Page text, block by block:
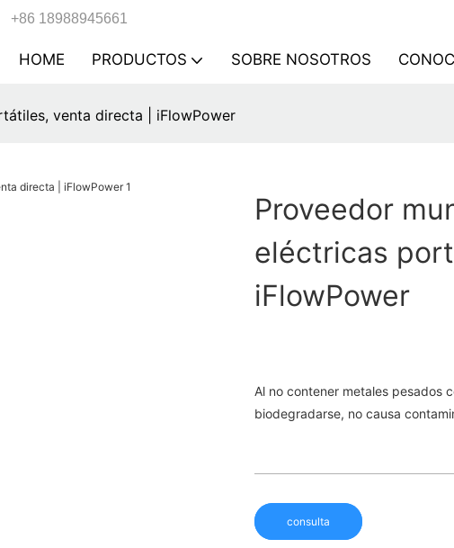
+86 18988945661
HOME PRODUCTOS SOBRE NOSOTROS
venta directa | iFlowPower
Proveedor
eléctricas
iFlowPower
Al no contener metales pesados
biodegradarse, no causa
consulta